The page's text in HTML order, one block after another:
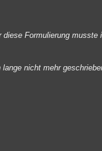
Formulierung musste
nicht mehr